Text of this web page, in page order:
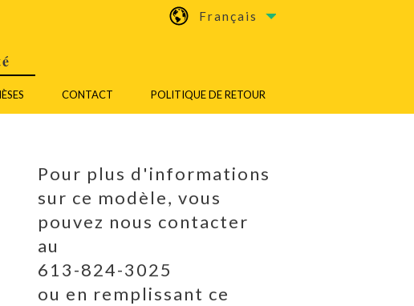
Français
CONTACT POLITIQUE DE RETOUR
Pour plus d'informations
sur ce modèle, vous
pouvez nous contacter
au
613-824-3025
ou en remplissant ce